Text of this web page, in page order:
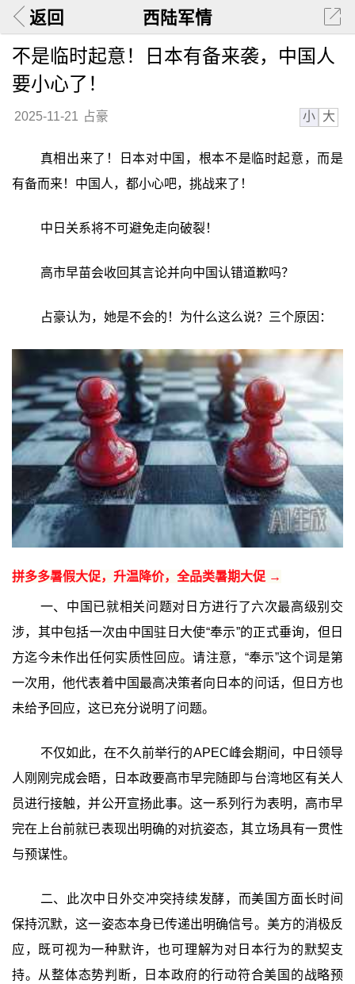
返回 西陆军情
不是临时起意！日本有备来袭，中国人
要小心了！
2025-11-21 占豪 小 大
真相出来了！日本对中国，根本不是临时起意，而是
有备而来！中国人，都小心吧，挑战来了！
中日关系将不可避免走向破裂！
高市早苗会收回其言论并向中国认错道歉吗？
占豪认为，她是不会的！为什么这么说？三个原因：
拼多多暑假大促，升温降价，全品类暑期大促 →
一、中国已就相关问题对日方进行了六次最高级别交
涉，其中包括一次由中国驻日大使“奉示”的正式垂询，但日
方迄今未作出任何实质性回应。请注意，“奉示”这个词是第
一次用，他代表着中国最高决策者向日本的问话，但日方也
未给予回应，这已充分说明了问题。
不仅如此，在不久前举行的APEC峰会期间，中日领导
人刚刚完成会晤，日本政要高市早完随即与台湾地区有关人
员进行接触，并公开宣扬此事。这一系列行为表明，高市早
完在上台前就已表现出明确的对抗姿态，其立场具有一贯性
与预谋性。
二、此次中日外交冲突持续发酵，而美国方面长时间
保持沉默，这一姿态本身已传递出明确信号。美方的消极反
应，既可视为一种默许，也可理解为对日本行为的默契支
持。从整体态势判断，日本政府的行动符合美国的战略预